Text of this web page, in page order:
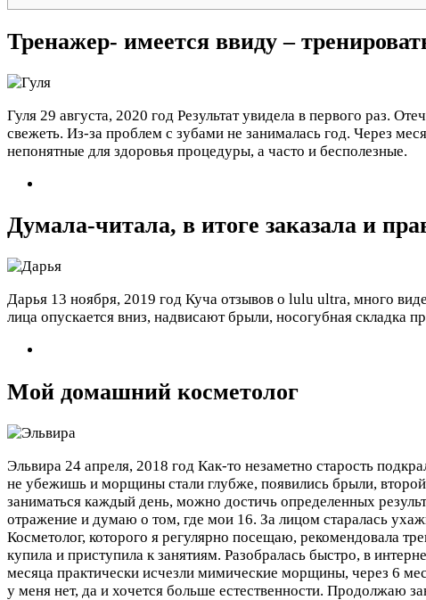
Тренажер- имеется ввиду –
Гуля 29 августа, 2020 год Результат увидела в первого раз.
свежеть. Из-за проблем с зубами не занималась год. Через
непонятные для здоровья процедуры, а часто и бесполезные.
Думала-читала, в итоге заказала и
Дарья 13 ноября, 2019 год Куча отзывов о lulu ultra, много
лица опускается вниз, надвисают брыли, носогубная складка
Мой домашний косметолог
Эльвира 24 апреля, 2018 год Как-то незаметно старость
не убежишь и морщины стали глубже, появились брыли,
заниматься каждый день, можно достичь определенных
отражение и думаю о том, где мои 16. За лицом старалась
Косметолог, которого я регулярно посещаю, рекомендовала
купила и приступила к занятиям. Разобралась быстро, в
месяца практически исчезли мимические морщины, через 6
у меня нет, да и хочется больше естественности. Продолжаю